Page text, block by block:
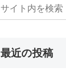
最近の投稿